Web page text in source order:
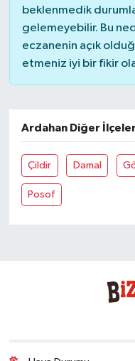
beklenmedik
gelemeyebilir. Bu
eczanenin açık
etmeniz iyi bir fikir
Ardahan Diğer
Çildir Damal
Posof